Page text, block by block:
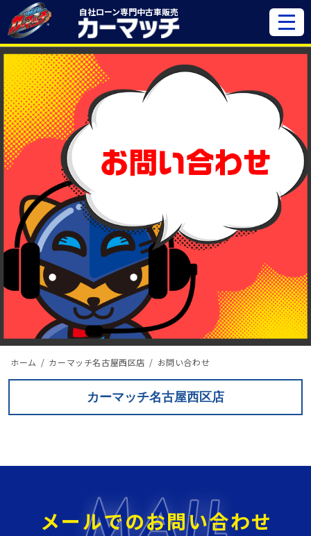
自社ローン専門中古車販売
ホーム カーマッチ名古屋西区店 お問い合わせ
カーマッチ名古屋西区店
メールでのお問い合わせ